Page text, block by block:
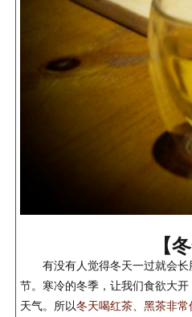
【
有没有人觉得冬天一过就会
节。寒冷的冬季，让我们食欲大
天气。所以冬天喝红茶、黑茶非常